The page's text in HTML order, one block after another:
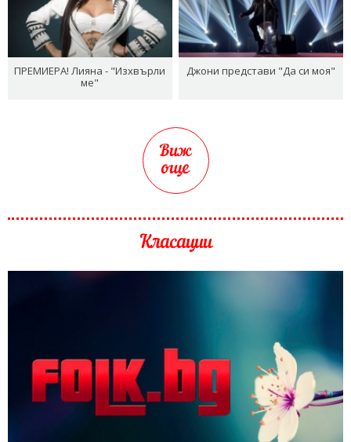
ПРЕМИЕРА! Лияна - "Изхвърли
ме"
Джони представи "Да си моя"
Виж
още
Класации